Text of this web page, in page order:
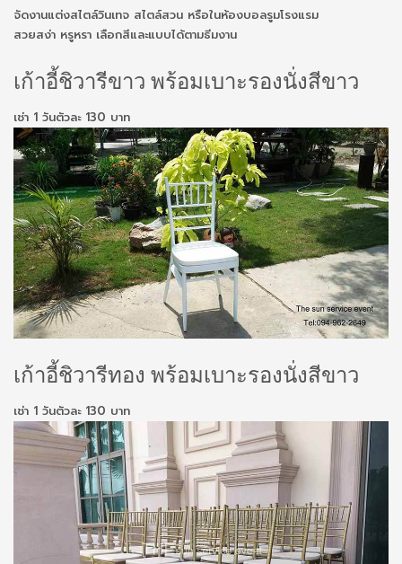
จัดงานแต่งสไตล์วินเทจ สไตล์สวน หรือในห้องบอลรูมโรงแรม
สวยสง่า หรูหรา เลือกสีและแบบได้ตามธีมงาน
เก้าอี้ชิวารีขาว พร้อมเบาะรองนั่งสีขาว
เช่า 1 วันตัวละ 130 บาท
เก้าอี้ชิวารีทอง พร้อมเบาะรองนั่งสีขาว
เช่า 1 วันตัวละ 130 บาท